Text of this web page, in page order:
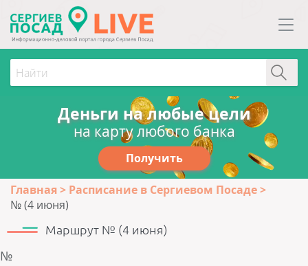
Деньги на любые цели
на карту любого банка
Получить
Главная
Расписание в Сергиевом Посаде
№ (4 июня)
Маршрут № (4 июня)
№